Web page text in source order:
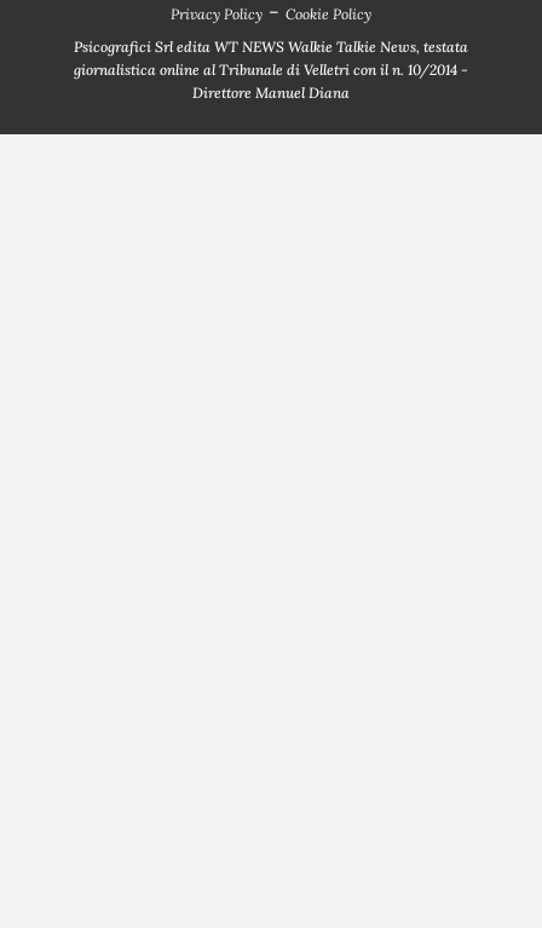
Privacy Policy - Cookie Policy
Psicografici Srl edita WT NEWS Walkie Talkie News, testata
giornalistica online al Tribunale di Velletri con il n. 10/2014 -
Direttore Manuel Diana